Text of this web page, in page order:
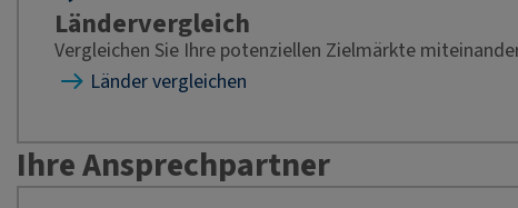
Ländervergleich
Vergleichen Sie Ihre potenziellen Zielmärkte
Länder vergleichen
Ihre Ansprechpartner